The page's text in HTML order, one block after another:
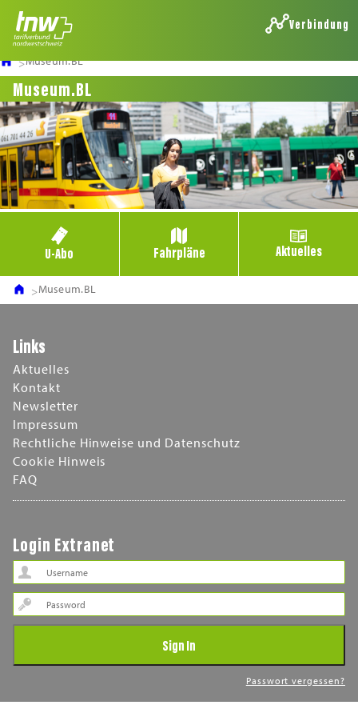
Verbindung
Museum.BL
Museum.BL
U-Abo Fahrpläne Aktuelles
Museum.BL
Links
Aktuelles
Kontakt
Newsletter
Impressum
Rechtliche Hinweise und Datenschutz
Cookie Hinweis
FAQ
Login Extranet
Password
Sign In
Passwort vergessen?